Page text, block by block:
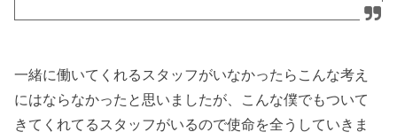
一緒に働いてくれるスタッフがいなかったらこんな考え
にはならなかったと思いましたが、こんな僕でもついて
きてくれてるスタッフがいるので使命を全うしていきま